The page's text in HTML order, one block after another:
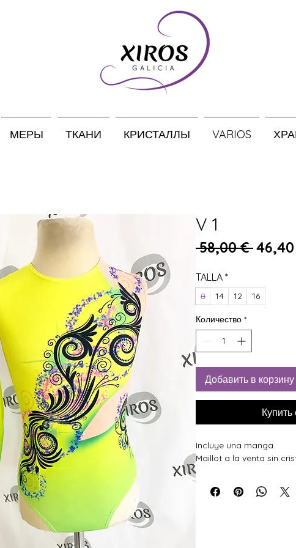
МЕРЫ ТКАНИ КРИСТАЛЛЫ VARIOS
V 1
58,00 €
TALLA *
8 14 12 16
Количество *
Добавить в корзину
Купить
Incluye una manga.
Maillot a la venta sin